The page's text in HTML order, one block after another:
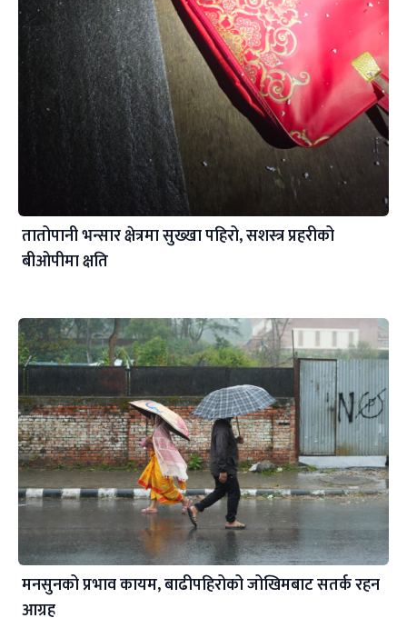
तातोपानी भन्सार क्षेत्रमा सुख्खा पहिरो, सशस्त्र प्रहरीको
बीओपीमा क्षति
मनसुनको प्रभाव कायम, बाढीपहिरोको जोखिमबाट सतर्क रहन
आग्रह